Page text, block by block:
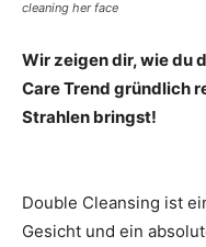
cleaning her face
Wir zeigen dir, wie du
Care Trend gründlich
Strahlen bringst!
Double Cleansing ist
Gesicht und ein